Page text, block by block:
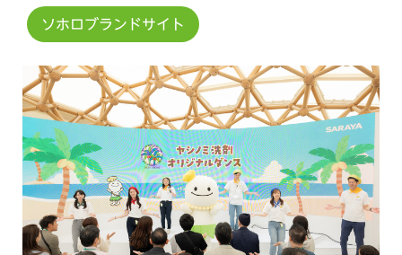
ソホロブランドサイト